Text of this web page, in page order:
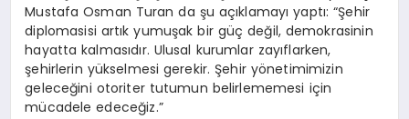
Mustafa Osman Turan da şu açıklamayı yaptı: “Şehir
diplomasisi artık yumuşak bir güç değil, demokrasinin
hayatta kalmasıdır. Ulusal kurumlar zayıflarken,
şehirlerin yükselmesi gerekir. Şehir yönetimimizin
geleceğini otoriter tutumun belirlememesi için
mücadele edeceğiz.”